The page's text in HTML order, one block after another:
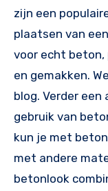
zijn een
plaatsen van
voor echt beton,
en gemakken.
blog. Verder
gebruik van
kun je met
met andere
betonlook